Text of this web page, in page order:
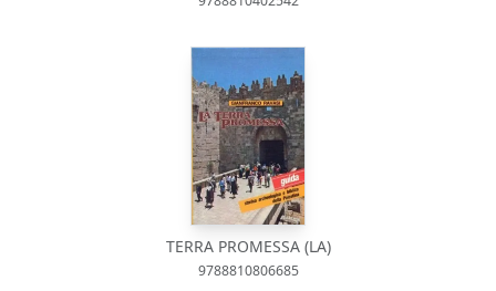
TERRA PROMESSA (LA)
9788810806685